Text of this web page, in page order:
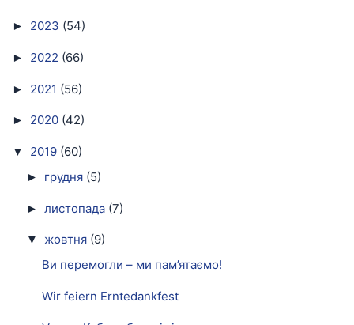
► 2023 (54)
► 2022 (66)
► 2021 (56)
► 2020 (42)
▼ 2019 (60)
► грудня (5)
► листопада (7)
▼ жовтня (9)
Ви перемогли – ми пам’ятаємо!
Wir feiern Erntedankfest